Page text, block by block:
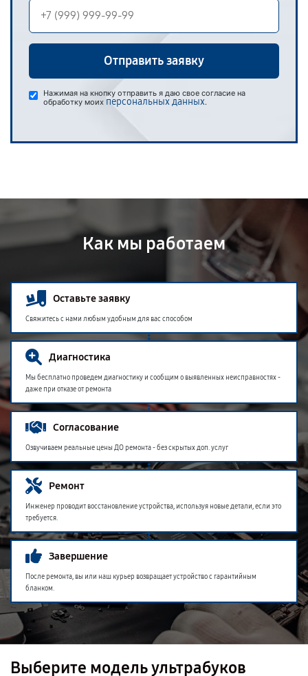
Отправить заявку
Нажимая на кнопку отправить я даю свое согласие на
обработку моих персональных данных.
Как мы работаем
Оставьте заявку
Свяжитесь с нами любым удобным для вас способом
Диагностика
Мы бесплатно проведем диагностику и сообщим о выявленных неисправностях -
даже при отказе от ремонта
Согласование
Озвучиваем реальные цены ДО ремонта - без скрытых доп. услуг
Ремонт
Инженер проводит восстановление устройства, используя новые детали, если это
требуется.
Завершение
После ремонта, вы или наш курьер возвращает устройство с гарантийным
бланком.
Выберите модель ультрабуков